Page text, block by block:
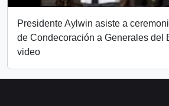
Presidente Aylwin asiste a
de Condecoración a Generales del
video